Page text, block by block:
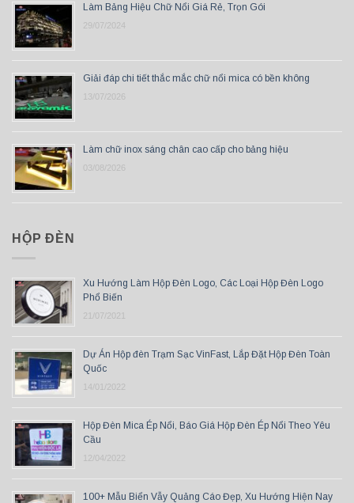
Làm Bảng Hiệu Chữ Nổi Giá Rẻ, Trọn Gói
29/07/2024
Giải đáp chi tiết thắc mắc chữ nổi mica có bền không
13/07/2026
Làm chữ inox sáng chân cao cấp cho bảng hiệu
03/08/2026
HỘP ĐÈN
Xu Hướng Làm Hộp Đèn Logo, Các Loại Hộp Đèn Logo
Phổ Biến
21/07/2021
Dự Án Hộp đèn Trạm Sạc VinFast, Lắp Đặt Hộp Đèn Toàn
Quốc
14/01/2022
Hộp Đèn Mica Ép Nổi, Báo Giá Hộp Đèn Ép Nổi Theo Yêu
Cầu
12/04/2022
100+ Mẫu Biển Vẫy Quảng Cáo Đẹp, Xu Hướng Hiện Nay